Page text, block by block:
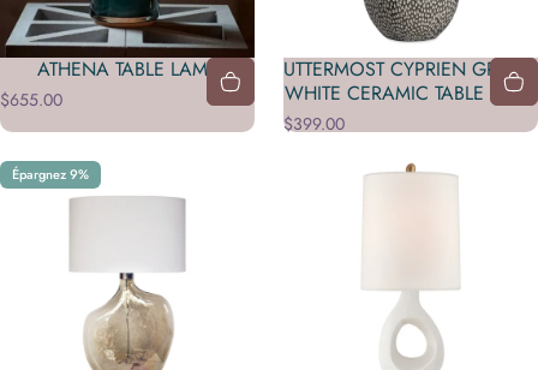
ATHENA TABLE LAMP
$655.00
UTTERMOST CYPRIEN GREY &
WHITE CERAMIC TABLE LAMP
$399.00
Épargnez 9%